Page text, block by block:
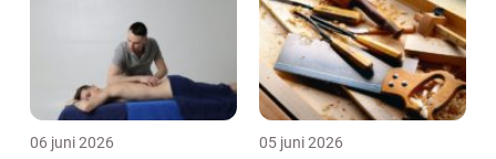
06 juni 2026 05 juni 2026